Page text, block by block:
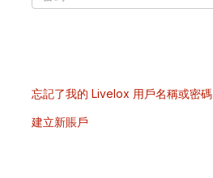
忘記了我的 Livelox 用戶名稱或密碼
建立新賬戶